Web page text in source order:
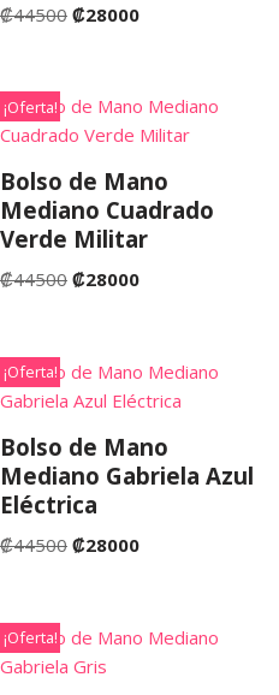
₡44500 ₡28000
¡Oferta!
Bolso de Mano
Mediano Cuadrado
Verde Militar
₡44500 ₡28000
¡Oferta!
Bolso de Mano
Mediano Gabriela Azul
Eléctrica
₡44500 ₡28000
¡Oferta!